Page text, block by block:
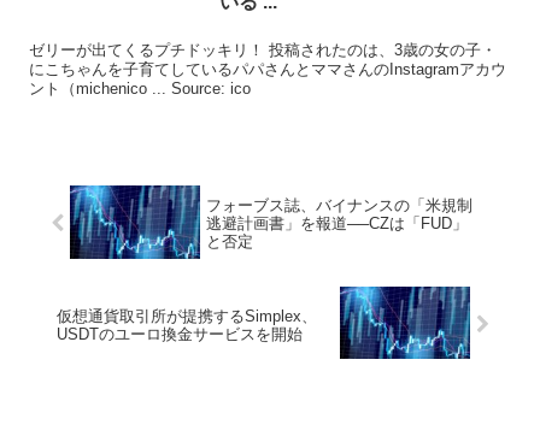
ゼリーが出てくるプチドッキリ！ 投稿されたのは、3歳の女の子・
にこちゃんを子育てしているパパさんとママさんのInstagramアカウ
ント（michenico ... Source: ico
フォーブス誌、バイナンスの「米規制
逃避計画書」を報道──CZは「FUD」
と否定
仮想通貨取引所が提携するSimplex、
USDTのユーロ換金サービスを開始